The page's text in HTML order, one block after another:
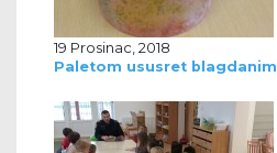
19 Prosinac, 2018
Paletom ususret